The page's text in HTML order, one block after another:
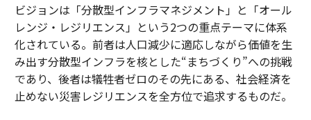
ビジョンは「分散型インフラマネジメント」と「オール
レンジ・レジリエンス」という2つの重点テーマに体系
化されている。前者は人口減少に適応しながら価値を生
み出す分散型インフラを核とした“まちづくり”への挑戦
であり、後者は犠牲者ゼロのその先にある、社会経済を
止めない災害レジリエンスを全方位で追求するものだ。